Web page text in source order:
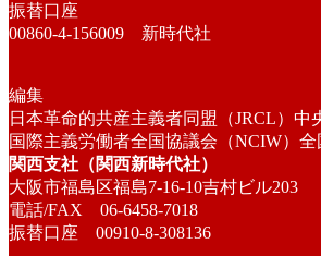
振替口座
00860-4-156009 新時代社
編集
日本革命的共産主義者同盟（JRCL）中
国際主義労働者全国協議会（NCIW）
関西支社（関西新時代社）
大阪市福島区福島7-16-10吉村ビル203
電話/FAX 06-6458-7018
振替口座 00910-8-308136